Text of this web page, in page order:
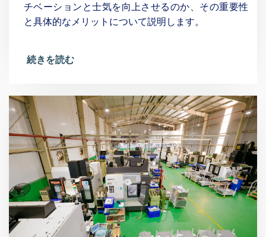
チベーションと士気を向上させるのか、その重要性
と具体的なメリットについて説明します。
続きを読む